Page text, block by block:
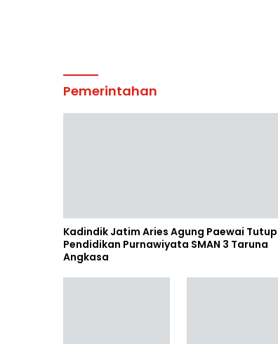
Pemerintahan
Kadindik Jatim Aries Agung Paewai Tutup
Pendidikan Purnawiyata SMAN 3 Taruna
Angkasa